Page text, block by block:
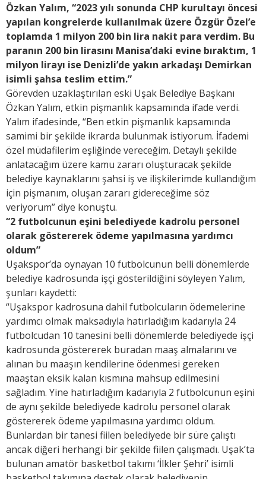
Özkan Yalım, “2023 yılı sonunda CHP kurultayı öncesi
yapılan kongrelerde kullanılmak üzere Özgür Özel’e
toplamda 1 milyon 200 bin lira nakit para verdim. Bu
paranın 200 bin lirasını Manisa’daki evine bıraktım, 1
milyon lirayı ise Denizli’de yakın arkadaşı Demirkan
isimli şahsa teslim ettim.”
Görevden uzaklaştırılan eski Uşak Belediye Başkanı
Özkan Yalım, etkin pişmanlık kapsamında ifade verdi.
Yalım ifadesinde, “Ben etkin pişmanlık kapsamında
samimi bir şekilde ikrarda bulunmak istiyorum. İfademi
özel müdafilerim eşliğinde vereceğim. Detaylı şekilde
anlatacağım üzere kamu zararı oluşturacak şekilde
belediye kaynaklarını şahsi iş ve ilişkilerimde kullandığım
için pişmanım, oluşan zararı gidereceğime söz
veriyorum” diye konuştu.
“2 futbolcunun eşini belediyede kadrolu personel
olarak göstererek ödeme yapılmasına yardımcı
oldum”
Uşakspor’da oynayan 10 futbolcunun belli dönemlerde
belediye kadrosunda işçi gösterildiğini söyleyen Yalım,
şunları kaydetti:
“Uşakspor kadrosuna dahil futbolcuların ödemelerine
yardımcı olmak maksadıyla hatırladığım kadarıyla 24
futbolcudan 10 tanesini belli dönemlerde belediyede işçi
kadrosunda göstererek buradan maaş almalarını ve
alınan bu maaşın kendilerine ödenmesi gereken
maaştan eksik kalan kısmına mahsup edilmesini
sağladım. Yine hatırladığım kadarıyla 2 futbolcunun eşini
de aynı şekilde belediyede kadrolu personel olarak
göstererek ödeme yapılmasına yardımcı oldum.
Bunlardan bir tanesi fiilen belediyede bir süre çalıştı
ancak diğeri herhangi bir şekilde fiilen çalışmadı. Uşak’ta
bulunan amatör basketbol takımı ‘İlkler Şehri’ isimli